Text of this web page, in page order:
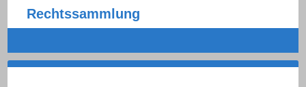
Rechtssammlung